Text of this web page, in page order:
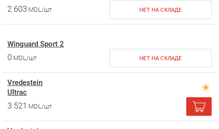
2 603 MDL/шт НЕТ НА СКЛАДЕ
Winguard Sport 2
0 MDL/шт НЕТ НА СКЛАДЕ
Vredestein
Ultrac
3 521 MDL/шт